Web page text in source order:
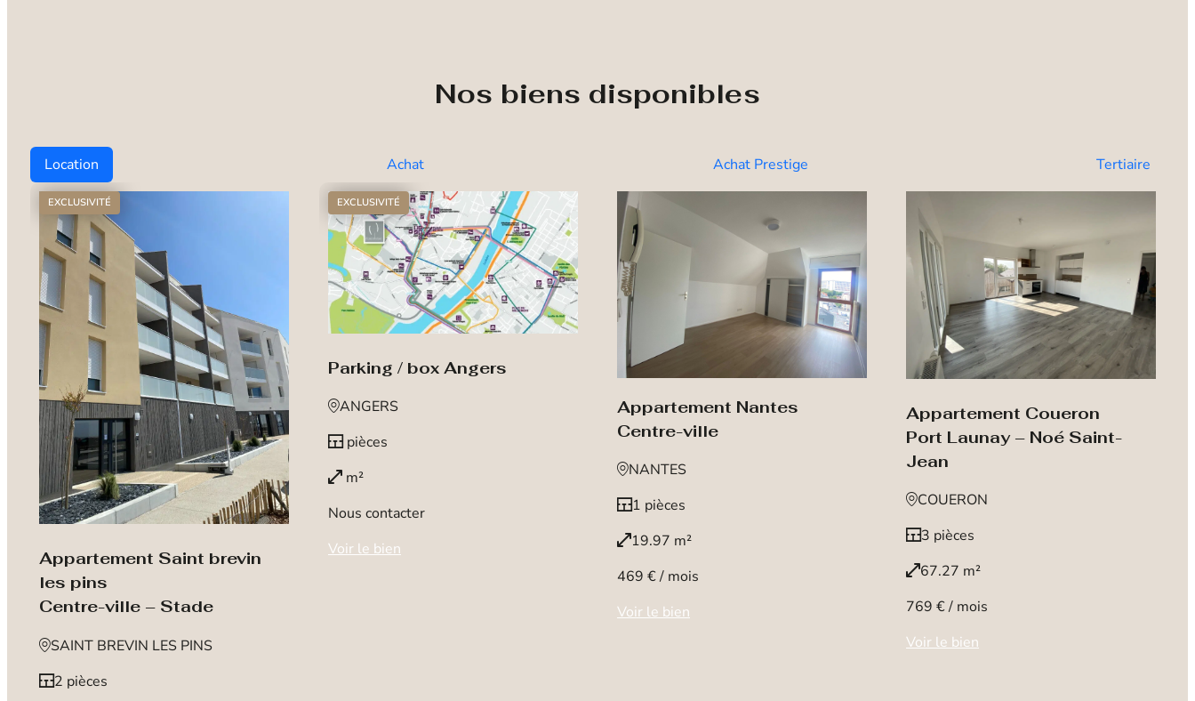
Nos biens disponibles
Location Achat Achat Prestige Tertiaire
EXCLUSIVITÉ
Appartement Saint brevin
les pins
Centre-ville – Stade
SAINT BREVIN LES PINS
2 pièces
EXCLUSIVITÉ
Parking / box Angers
ANGERS
pièces
m²
Nous contacter
Voir le bien
Appartement Nantes
Centre-ville
NANTES
1 pièces
19.97 m²
469 € / mois
Voir le bien
Appartement Coueron
Port Launay – Noé Saint-
Jean
COUERON
3 pièces
67.27 m²
769 € / mois
Voir le bien